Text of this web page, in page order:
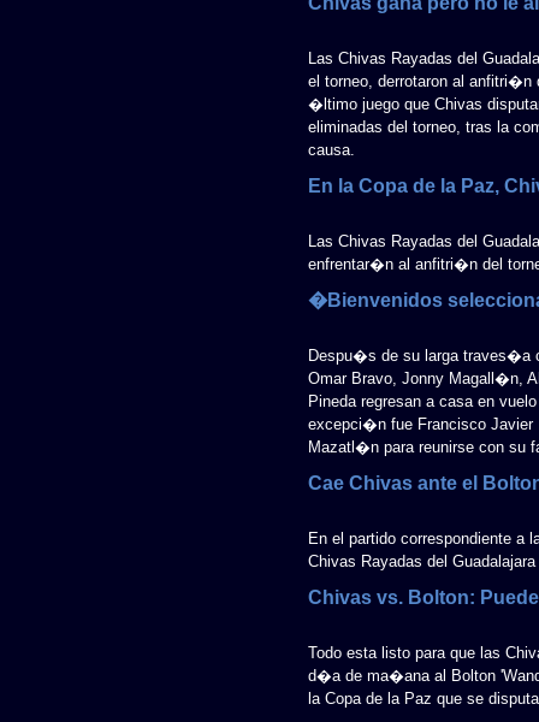
Las Chivas Rayadas del
el torneo, derrotaron al anfitri�n
�ltimo juego que Chivas
eliminadas del torneo, tras la
causa.
En la Copa de la Paz,
Las Chivas Rayadas del
enfrentar�n al anfitri�n del
�Bienvenidos
Despu�s de su larga traves�a
Omar Bravo, Jonny Magall�n,
Pineda regresan a casa en
excepci�n fue Francisco
Mazatl�n para reunirse con su
Cae Chivas ante el
En el partido correspondiente a
Chivas Rayadas del
Chivas vs. Bolton:
Todo esta listo para que las
d�a de ma�ana al Bolton
la Copa de la Paz que se